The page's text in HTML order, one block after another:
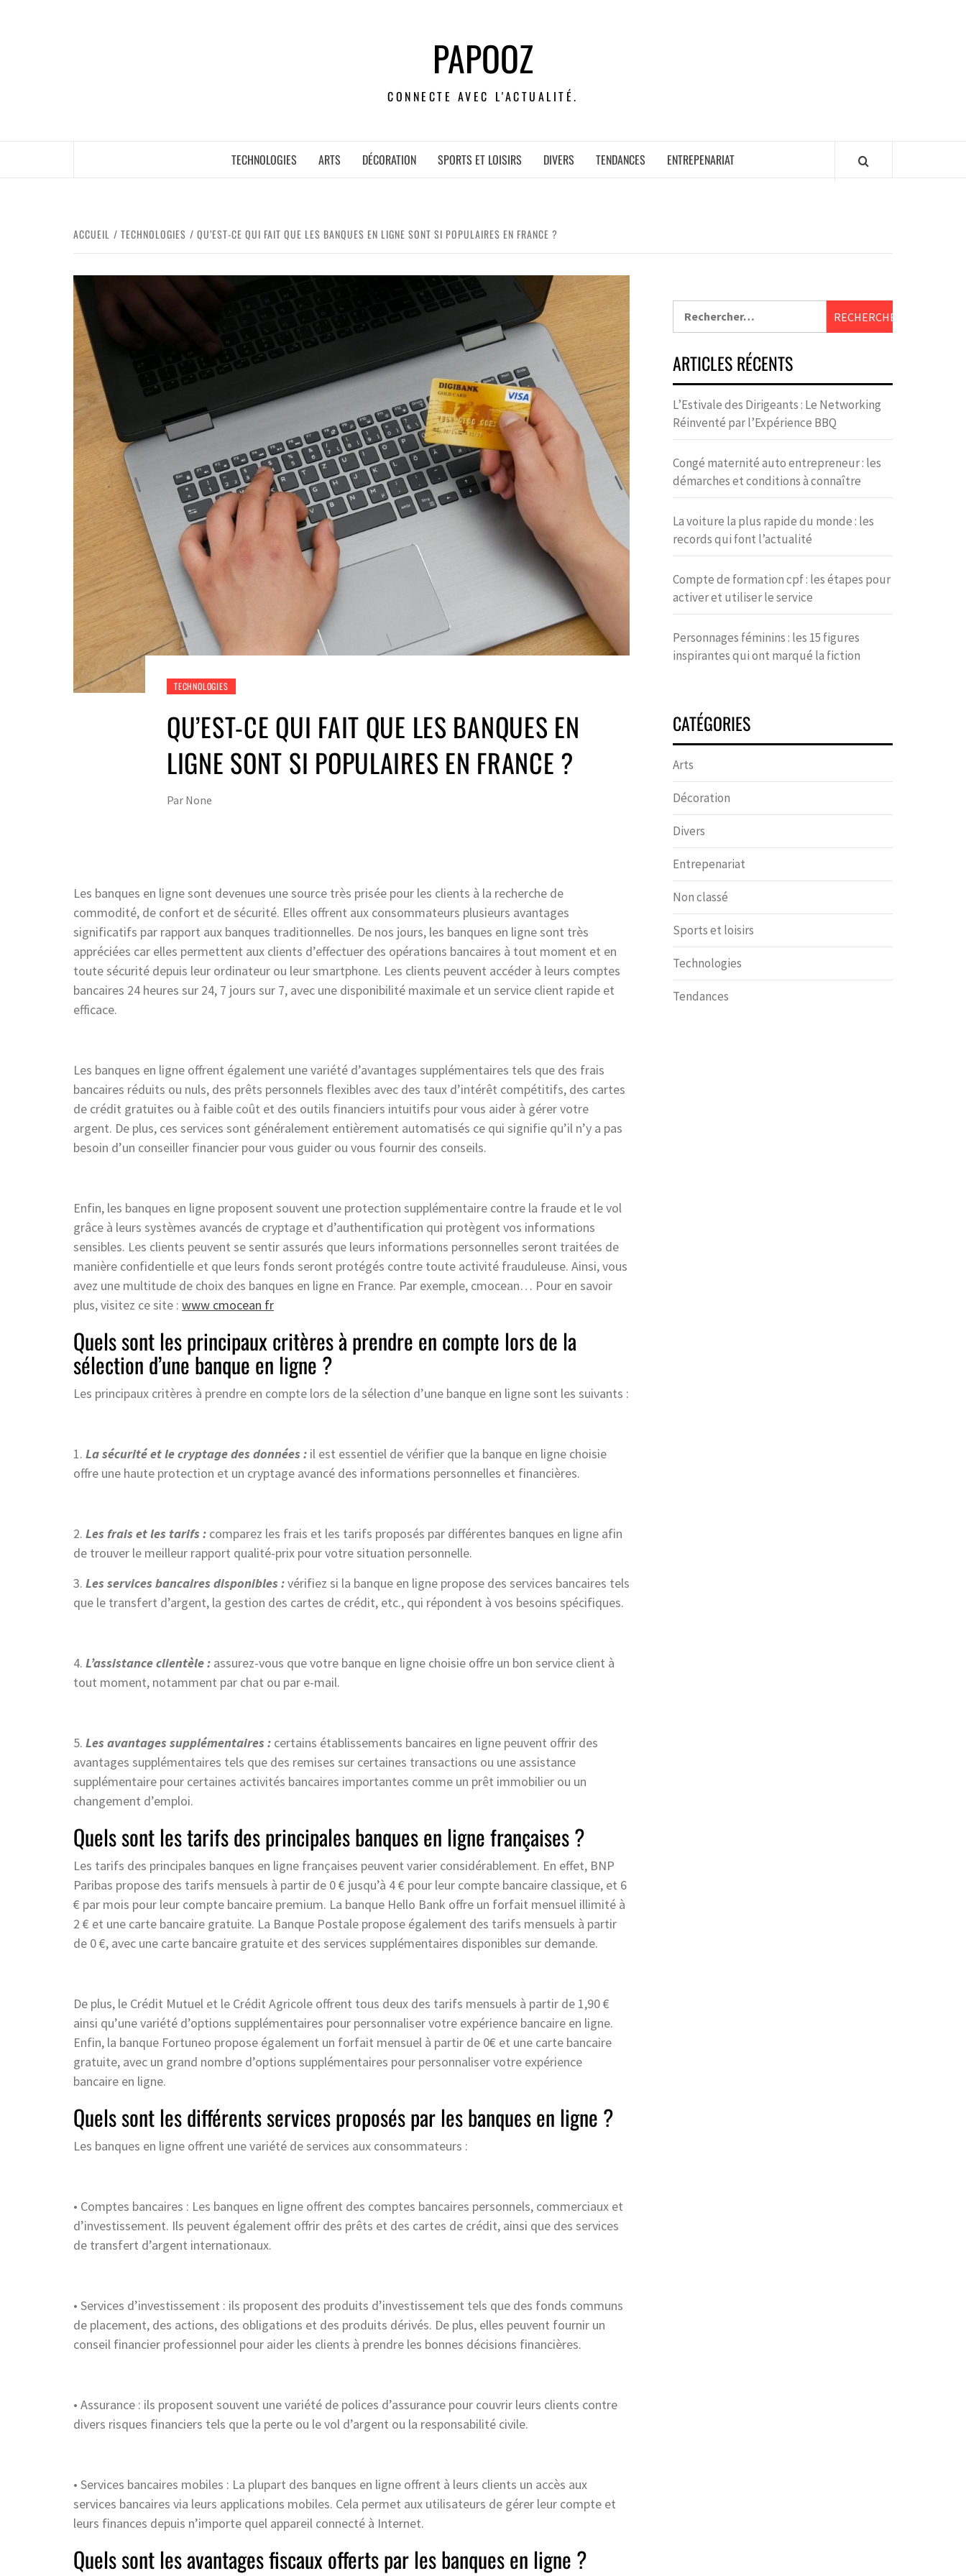
PAPOOZ
CONNECTE AVEC L'ACTUALITÉ.
TECHNOLOGIES ARTS DÉCORATION SPORTS ET LOISIRS DIVERS TENDANCES ENTREPENARIAT
ACCUEIL TECHNOLOGIES QU’EST-CE QUI FAIT QUE LES BANQUES EN LIGNE SONT SI POPULAIRES EN FRANCE ?
TECHNOLOGIES
QU’EST-CE QUI FAIT QUE LES BANQUES EN
LIGNE SONT SI POPULAIRES EN FRANCE ?
Par None
Les banques en ligne sont devenues une source très prisée pour les clients à la recherche de
commodité, de confort et de sécurité. Elles offrent aux consommateurs plusieurs avantages
significatifs par rapport aux banques traditionnelles. De nos jours, les banques en ligne sont très
appréciées car elles permettent aux clients d’effectuer des opérations bancaires à tout moment et en
toute sécurité depuis leur ordinateur ou leur smartphone. Les clients peuvent accéder à leurs comptes
bancaires 24 heures sur 24, 7 jours sur 7, avec une disponibilité maximale et un service client rapide et
efficace.
Les banques en ligne offrent également une variété d’avantages supplémentaires tels que des frais
bancaires réduits ou nuls, des prêts personnels flexibles avec des taux d’intérêt compétitifs, des cartes
de crédit gratuites ou à faible coût et des outils financiers intuitifs pour vous aider à gérer votre
argent. De plus, ces services sont généralement entièrement automatisés ce qui signifie qu’il n’y a pas
besoin d’un conseiller financier pour vous guider ou vous fournir des conseils.
Enfin, les banques en ligne proposent souvent une protection supplémentaire contre la fraude et le vol
grâce à leurs systèmes avancés de cryptage et d’authentification qui protègent vos informations
sensibles. Les clients peuvent se sentir assurés que leurs informations personnelles seront traitées de
manière confidentielle et que leurs fonds seront protégés contre toute activité frauduleuse. Ainsi, vous
avez une multitude de choix des banques en ligne en France. Par exemple, cmocean… Pour en savoir
plus, visitez ce site : www cmocean fr
Quels sont les principaux critères à prendre en compte lors de la
sélection d’une banque en ligne ?
Les principaux critères à prendre en compte lors de la sélection d’une banque en ligne sont les suivants :
1. La sécurité et le cryptage des données : il est essentiel de vérifier que la banque en ligne choisie
offre une haute protection et un cryptage avancé des informations personnelles et financières.
2. Les frais et les tarifs : comparez les frais et les tarifs proposés par différentes banques en ligne afin
de trouver le meilleur rapport qualité-prix pour votre situation personnelle.
3. Les services bancaires disponibles :vérifiez si la banque en ligne propose des services bancaires tels
que le transfert d’argent, la gestion des cartes de crédit, etc., qui répondent à vos besoins spécifiques.
4. L’assistance clientèle : assurez-vous que votre banque en ligne choisie offre un bon service client à
tout moment, notamment par chat ou par e-mail.
5. Les avantages supplémentaires : certains établissements bancaires en ligne peuvent offrir des
avantages supplémentaires tels que des remises sur certaines transactions ou une assistance
supplémentaire pour certaines activités bancaires importantes comme un prêt immobilier ou un
changement d’emploi.
Quels sont les tarifs des principales banques en ligne françaises ?
Les tarifs des principales banques en ligne françaises peuvent varier considérablement. En effet, BNP
Paribas propose des tarifs mensuels à partir de 0 € jusqu’à 4 € pour leur compte bancaire classique, et 6
€ par mois pour leur compte bancaire premium. La banque Hello Bank offre un forfait mensuel illimité à
2 € et une carte bancaire gratuite. La Banque Postale propose également des tarifs mensuels à partir
de 0 €, avec une carte bancaire gratuite et des services supplémentaires disponibles sur demande.
De plus, le Crédit Mutuel et le Crédit Agricole offrent tous deux des tarifs mensuels à partir de 1,90 €
ainsi qu’une variété d’options supplémentaires pour personnaliser votre expérience bancaire en ligne.
Enfin, la banque Fortuneo propose également un forfait mensuel à partir de 0€ et une carte bancaire
gratuite, avec un grand nombre d’options supplémentaires pour personnaliser votre expérience
bancaire en ligne.
Quels sont les différents services proposés par les banques en ligne ?
Les banques en ligne offrent une variété de services aux consommateurs :
• Comptes bancaires : Les banques en ligne offrent des comptes bancaires personnels, commerciaux et
d’investissement. Ils peuvent également offrir des prêts et des cartes de crédit, ainsi que des services
de transfert d’argent internationaux.
• Services d’investissement : ils proposent des produits d’investissement tels que des fonds communs
de placement, des actions, des obligations et des produits dérivés. De plus, elles peuvent fournir un
conseil financier professionnel pour aider les clients à prendre les bonnes décisions financières.
• Assurance : ils proposent souvent une variété de polices d’assurance pour couvrir leurs clients contre
divers risques financiers tels que la perte ou le vol d’argent ou la responsabilité civile.
• Services bancaires mobiles : La plupart des banques en ligne offrent à leurs clients un accès aux
services bancaires via leurs applications mobiles. Cela permet aux utilisateurs de gérer leur compte et
leurs finances depuis n’importe quel appareil connecté à Internet.
Quels sont les avantages fiscaux offerts par les banques en ligne ?
ARTICLES RÉCENTS
L’Estivale des Dirigeants : Le Networking
Réinventé par l’Expérience BBQ
Congé maternité auto entrepreneur : les
démarches et conditions à connaître
La voiture la plus rapide du monde : les
records qui font l’actualité
Compte de formation cpf : les étapes pour
activer et utiliser le service
Personnages féminins : les 15 figures
inspirantes qui ont marqué la fiction
CATÉGORIES
Arts
Décoration
Divers
Entrepenariat
Non classé
Sports et loisirs
Technologies
Tendances